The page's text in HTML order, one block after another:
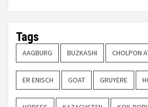
Tags
AAGBURG BUZKASHI CHOLPON
ER ENISCH GOAT GRUYERE